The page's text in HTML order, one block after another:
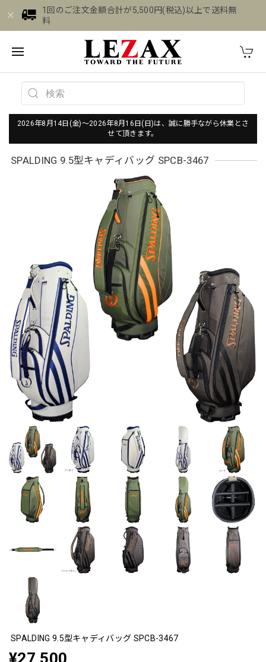
1回のご注文金額合計が5,500円(税込)以上で送料無
料
2026年8月14日(金)～2026年8月16日(日)は、誠に勝手ながら休業とさ
せて頂きます。
SPALDING 9.5型キャディバッグ SPCB-3467
SPALDING 9.5型キャディバッグ SPCB-3467